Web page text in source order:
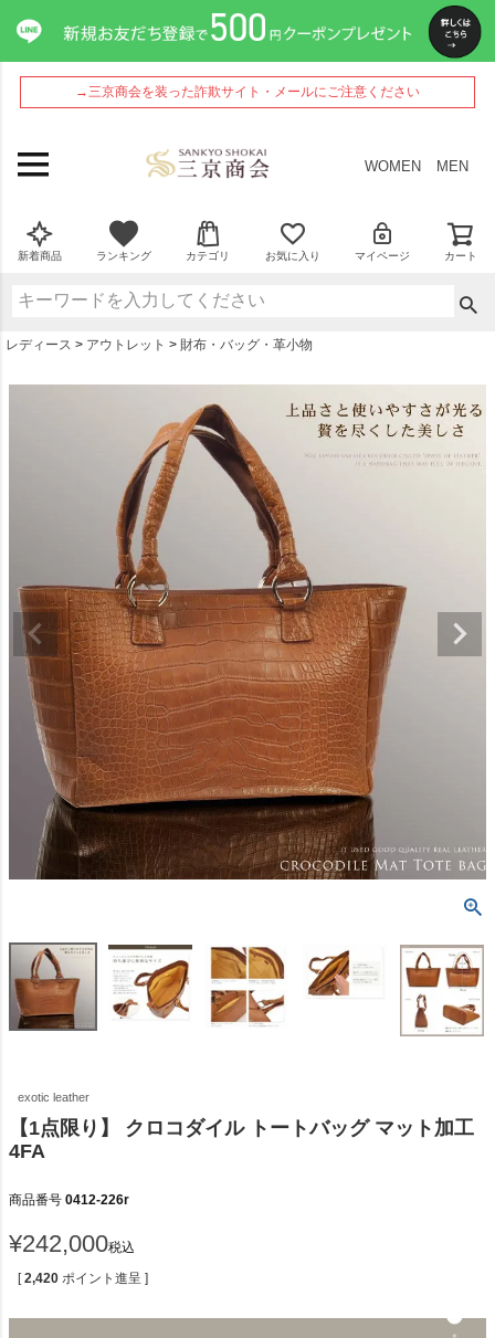
→三京商会を装った詐欺サイト・メールにご注意ください
WOMEN MEN
新着商品 ランキング カテゴリ お気に入り マイページ カート
レディース アウトレット 財布・バッグ・革小物
exotic leather
【1点限り】 クロコダイル トートバッグ マット加工
4FA
商品番号 0412-226r
¥242,000税込
[ 2,420 ポイント進呈 ]
ペー
ジト
ップ
へ